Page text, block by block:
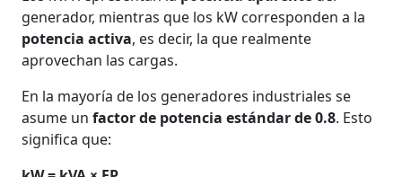
generador, mientras que los kW corresponden a la
potencia activa, es decir, la que realmente
aprovechan las cargas.
En la mayoría de los generadores industriales se
asume un factor de potencia estándar de 0.8. Esto
significa que: